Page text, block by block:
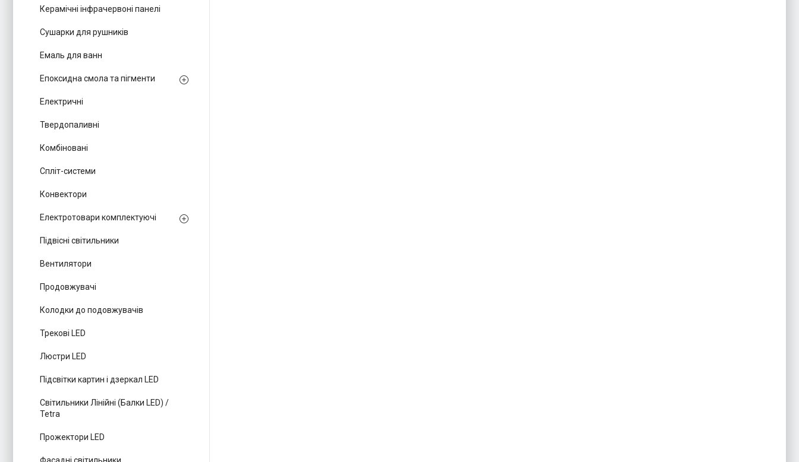
Керамічні інфрачервоні панелі
Сушарки для рушників
Емаль для ванн
Епоксидна смола та пігменти
Електричні
Твердопаливні
Комбіновані
Спліт-системи
Конвектори
Електротовари комплектуючі
Підвісні світильники
Вентилятори
Продовжувачі
Колодки до подовжувачів
Трекові LED
Люстри LED
Підсвітки картин і дзеркал LED
Світильники Лінійні (Балки LED) /
Tetra
Прожектори LED